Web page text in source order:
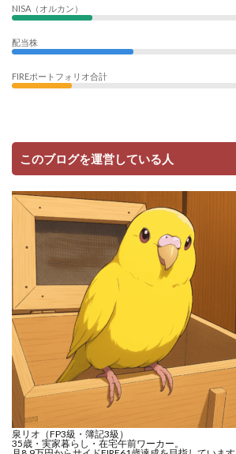
NISA（オルカン）
配当株
FIREポートフォリオ合計
このブログを運営している人
泉リオ（FP3級・簿記3級）
35歳・実家暮らし・在宅午前ワーカー。